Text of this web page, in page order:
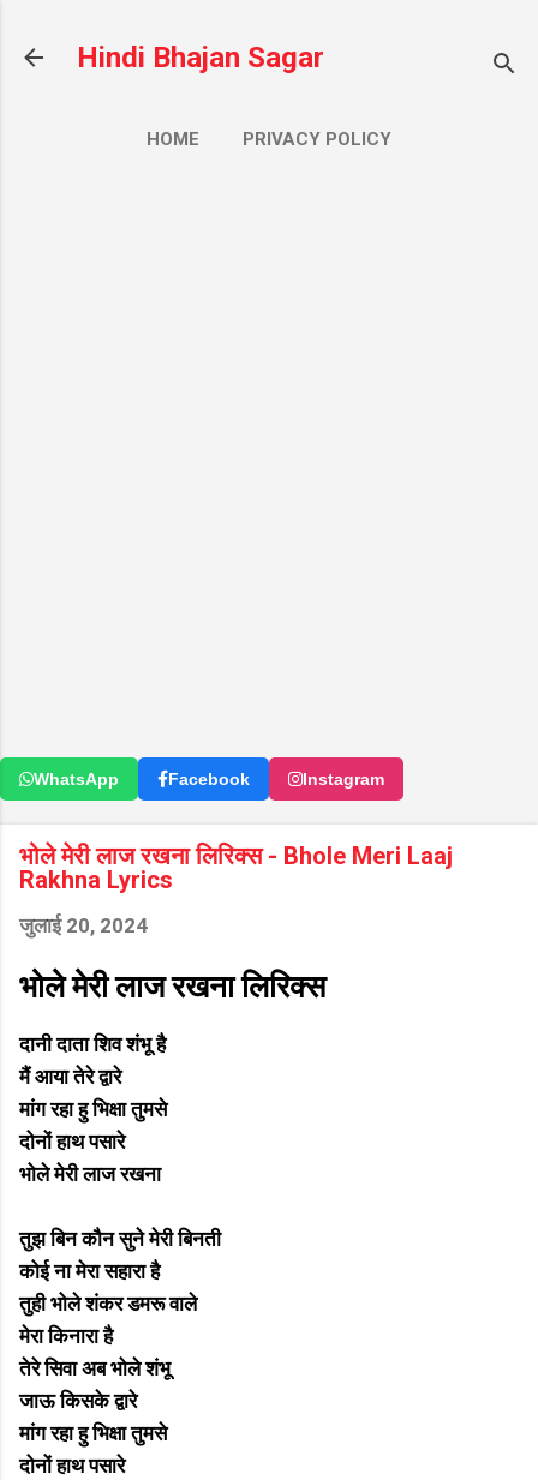
Hindi Bhajan Sagar
HOME PRIVACY POLICY
WhatsApp Facebook Instagram
भोले मेरी लाज रखना लिरिक्स - Bhole Meri Laaj
Rakhna Lyrics
जुलाई 20, 2024
भोले मेरी लाज रखना लिरिक्स
दानी दाता शिव शंभू है
मैं आया तेरे द्वारे
मांग रहा हु भिक्षा तुमसे
दोनों हाथ पसारे
भोले मेरी लाज रखना
तुझ बिन कौन सुने मेरी बिनती
कोई ना मेरा सहारा है
तुही भोले शंकर डमरू वाले
मेरा किनारा है
तेरे सिवा अब भोले शंभू
जाऊ किसके द्वारे
मांग रहा हु भिक्षा तुमसे
दोनों हाथ पसारे